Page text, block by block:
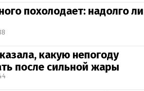
похолодает: надолго ли
какую непогоду
после сильной жары